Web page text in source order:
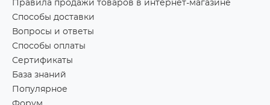
Правила продажи товаров в интернет-магазине
Способы доставки
Вопросы и ответы
Способы оплаты
Сертификаты
База знаний
Популярное